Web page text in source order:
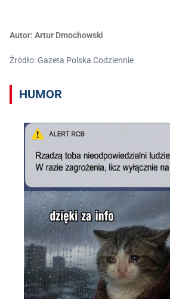
Autor: Artur Dmochowski
Źródło: Gazeta Polska Codziennie
HUMOR